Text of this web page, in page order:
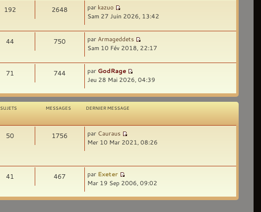
192 2648 par kazuo
Sam 27 Juin 2026, 13:42
44 750 par Armageddets
Sam 10 Fév 2018, 22:17
71 744 par GodRage
Jeu 28 Mai 2026, 04:39
SUJETS MESSAGES DERNIER MESSAGE
50 1756 par Cauraus
Mer 10 Mar 2021, 08:26
41 467 par Exeter
Mar 19 Sep 2006, 09:02